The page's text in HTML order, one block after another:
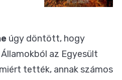
úgy döntött, hogy
az Egyesült
tették, annak számos